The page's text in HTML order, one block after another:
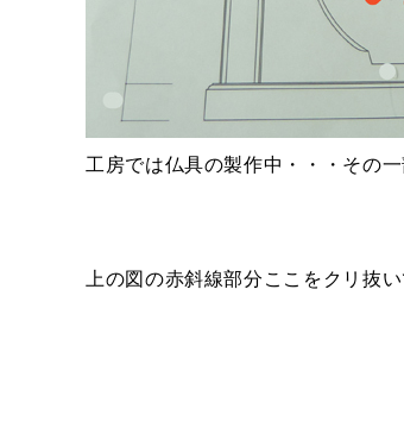
工房では仏具の製作中・・・その
上の図の赤斜線部分ここをクリ抜